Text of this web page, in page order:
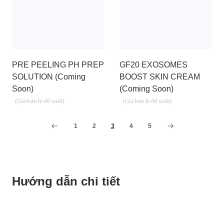
PRE PEELING PH PREP
SOLUTION (Coming
Soon)
GF20 EXOSOMES
BOOST SKIN CREAM
(Coming Soon)
1 2 3 4 5
Hướng dẫn chi tiết